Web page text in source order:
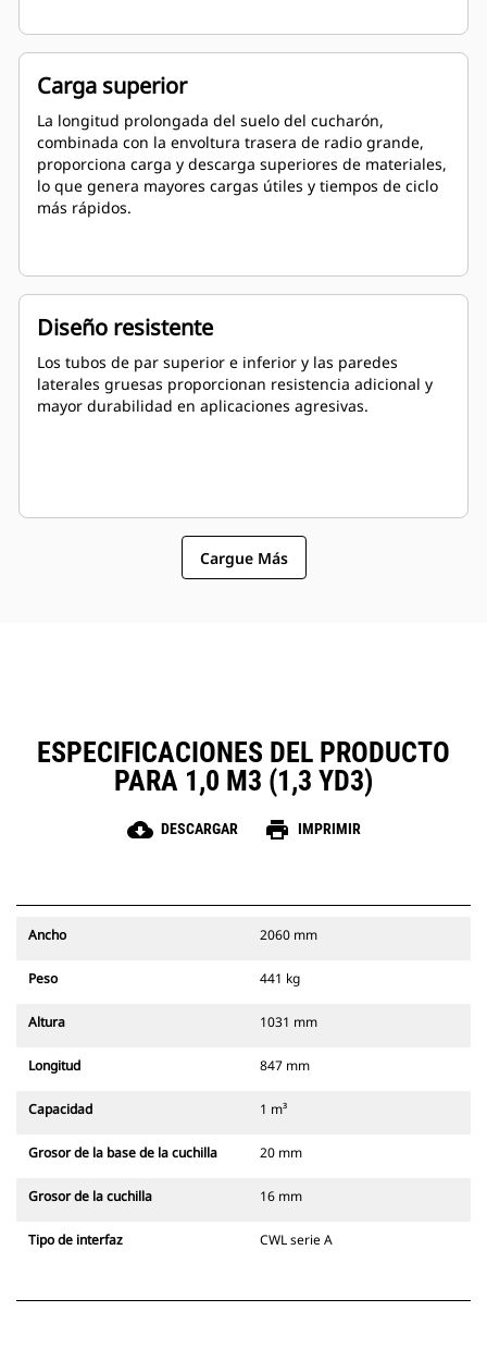
Carga superior
La longitud prolongada del suelo del cucharón,
combinada con la envoltura trasera de radio grande,
proporciona carga y descarga superiores de materiales,
lo que genera mayores cargas útiles y tiempos de ciclo
más rápidos.
Diseño resistente
Los tubos de par superior e inferior y las paredes
laterales gruesas proporcionan resistencia adicional y
mayor durabilidad en aplicaciones agresivas.
Cargue Más
ESPECIFICACIONES DEL PRODUCTO
PARA 1,0 M3 (1,3 YD3)
cloud_download DESCARGAR print IMPRIMIR
Ancho 2060 mm
Peso 441 kg
Altura 1031 mm
Longitud 847 mm
Capacidad 1 m³
Grosor de la base de la cuchilla 20 mm
Grosor de la cuchilla 16 mm
Tipo de interfaz CWL serie A